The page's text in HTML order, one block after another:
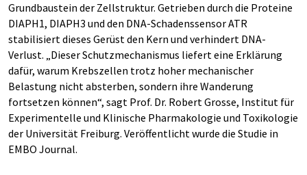
Grundbaustein der Zellstruktur. Getrieben durch die Proteine
DIAPH1, DIAPH3 und den DNA-Schadenssensor ATR
stabilisiert dieses Gerüst den Kern und verhindert DNA-
Verlust. „Dieser Schutzmechanismus liefert eine Erklärung
dafür, warum Krebszellen trotz hoher mechanischer
Belastung nicht absterben, sondern ihre Wanderung
fortsetzen können“, sagt Prof. Dr. Robert Grosse, Institut für
Experimentelle und Klinische Pharmakologie und Toxikologie
der Universität Freiburg. Veröffentlicht wurde die Studie in
EMBO Journal.